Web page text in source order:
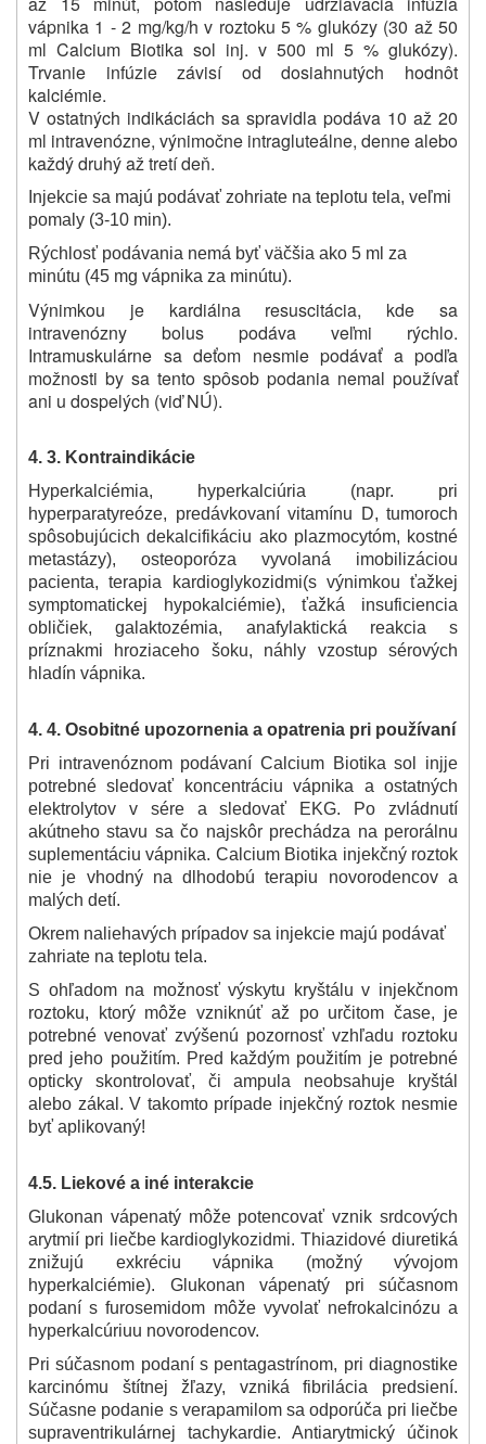
vápnika 1 - 2 mg/kg/h v roztoku 5 % glukózy (30 až 50
ml Calcium Biotika sol inj. v 500 ml 5 % glukózy).
Trvanie infúzie závisí od dosiahnutých hodnôt
kalciémie.
V ostatných indikáciách sa spravidla podáva 10 až 20
ml intravenózne, výnimočne intragluteálne, denne alebo
každý druhý až tretí deň.
Injekcie sa majú podávať zohriate na teplotu tela, veľmi
pomaly (3-10 min).
Rýchlosť podávania nemá byť väčšia ako 5 ml za
minútu (45 mg vápnika za minútu).
Výnimkou je kardiálna resuscitácia, kde sa
intravenózny bolus podáva veľmi rýchlo.
Intramuskulárne sa deťom nesmie podávať a podľa
možnosti by sa tento spôsob podania nemal používať
ani u dospelých (viď NÚ).
4. 3. Kontraindikácie
Hyperkalciémia, hyperkalciúria (napr. pri
hyperparatyreóze, predávkovaní vitamínu D, tumoroch
spôsobujúcich dekalcifikáciu ako plazmocytóm, kostné
metastázy), osteoporóza vyvolaná imobilizáciou
pacienta, terapia kardioglykozidmi(s výnimkou ťažkej
symptomatickej hypokalciémie), ťažká insuficiencia
obličiek, galaktozémia, anafylaktická reakcia s
príznakmi hroziaceho šoku, náhly vzostup sérových
hladín vápnika.
4. 4. Osobitné upozornenia a opatrenia pri používaní
Pri intravenóznom podávaní Calcium Biotika sol injje
potrebné sledovať koncentráciu vápnika a ostatných
elektrolytov v sére a sledovať EKG. Po zvládnutí
akútneho stavu sa čo najskôr prechádza na perorálnu
suplementáciu vápnika. Calcium Biotika injekčný roztok
nie je vhodný na dlhodobú terapiu novorodencov a
malých detí.
Okrem naliehavých prípadov sa injekcie majú podávať
zahriate na teplotu tela.
S ohľadom na možnosť výskytu kryštálu v injekčnom
roztoku, ktorý môže vzniknúť až po určitom čase, je
potrebné venovať zvýšenú pozornosť vzhľadu roztoku
pred jeho použitím. Pred každým použitím je potrebné
opticky skontrolovať, či ampula neobsahuje kryštál
alebo zákal. V takomto prípade injekčný roztok nesmie
byť aplikovaný!
4.5. Liekové a iné interakcie
Glukonan vápenatý môže potencovať vznik srdcových
arytmií pri liečbe kardioglykozidmi. Thiazidové diuretiká
znižujú exkréciu vápnika (možný vývojom
hyperkalciémie). Glukonan vápenatý pri súčasnom
podaní s furosemidom môže vyvolať nefrokalcinózu a
hyperkalcúriuu novorodencov.
Pri súčasnom podaní s pentagastrínom, pri diagnostike
karcinómu štítnej žľazy, vzniká fibrilácia predsiení.
Súčasne podanie s verapamilom sa odporúča pri liečbe
supraventrikulárnej tachykardie. Antiarytmický účinok